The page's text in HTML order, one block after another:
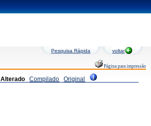
Pesquisa Rápida voltar
Página para impressão
Alterado Compilado Original